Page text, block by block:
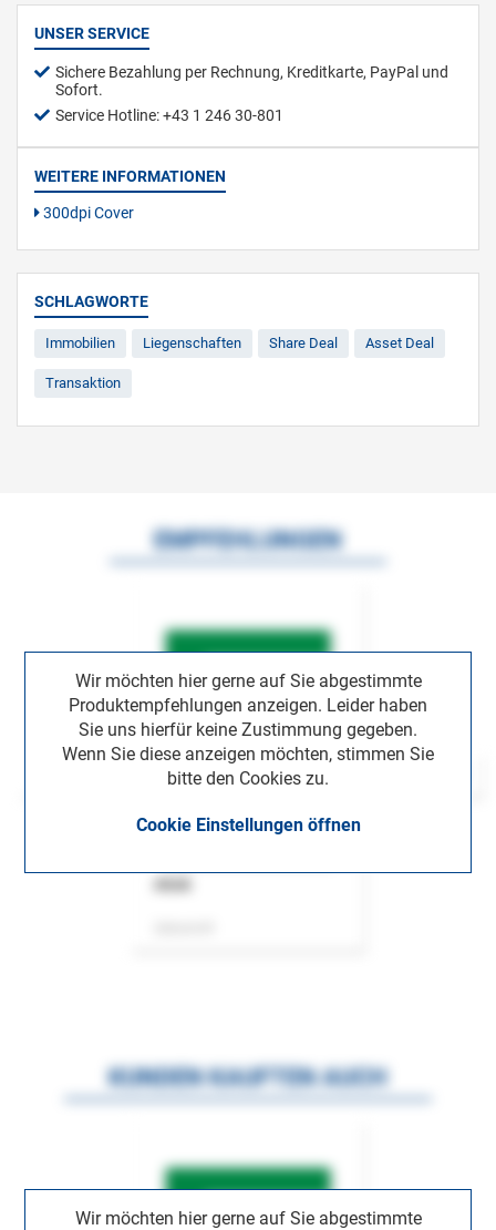
UNSER SERVICE
Sichere Bezahlung per Rechnung, Kreditkarte, PayPal und
Sofort.
Service Hotline: +43 1 246 30-801
WEITERE INFORMATIONEN
300dpi Cover
SCHLAGWORTE
Immobilien Liegenschaften Share Deal Asset Deal
Transaktion
Wir möchten hier gerne auf Sie abgestimmte
Produktempfehlungen anzeigen. Leider haben
Sie uns hierfür keine Zustimmung gegeben.
Wenn Sie diese anzeigen möchten, stimmen Sie
bitte den Cookies zu.
Cookie Einstellungen öffnen
EMPFEHLUNGEN
Wir möchten hier gerne auf Sie abgestimmte
KUNDEN KAUFTEN AUCH